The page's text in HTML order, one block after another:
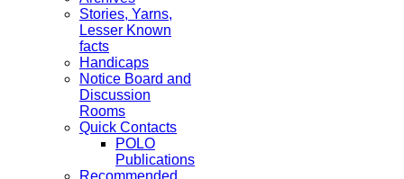
Stories, Yarns,
Lesser Known
facts
Handicaps
Notice Board and
Discussion
Rooms
Quick Contacts
POLO
Publications
Recommended